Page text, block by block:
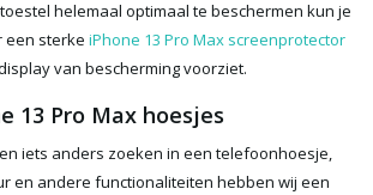
helemaal optimaal te beschermen kun je
een sterke iPhone 13 Pro Max screenprotector
van bescherming voorziet.
13 Pro Max hoesjes
iets anders zoeken in een telefoonhoesje,
en andere functionaliteiten hebben wij een